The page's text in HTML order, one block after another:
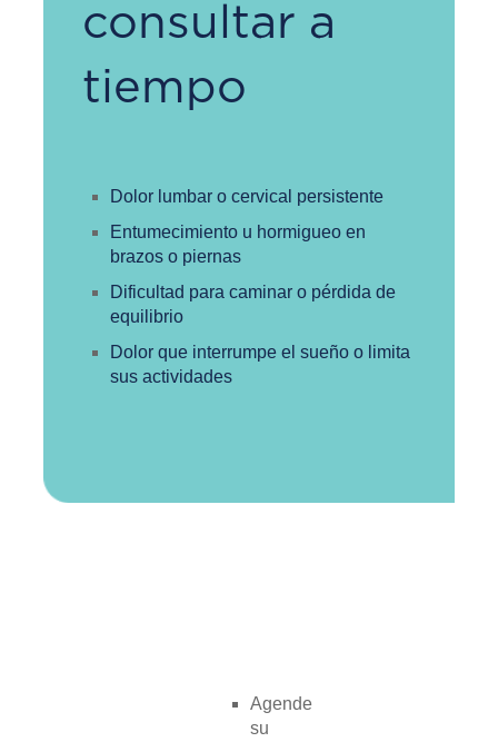
consultar a
tiempo
Dolor lumbar o cervical persistente
Entumecimiento u hormigueo en
brazos o piernas
Dificultad para caminar o pérdida de
equilibrio
Dolor que interrumpe el sueño o limita
sus actividades
Agende
su